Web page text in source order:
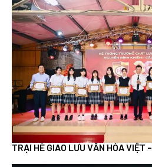
TRẠI HÈ GIAO LƯU VĂN HÓA VIỆT